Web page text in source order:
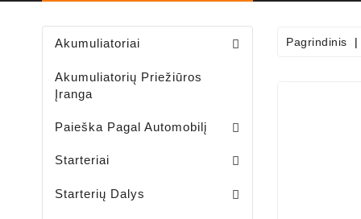
Akumuliatoriai
Akumuliatorių Priežiūros
Įranga
Paieška Pagal Automobilį
Starteriai
Starterių Dalys
Pagrindinis